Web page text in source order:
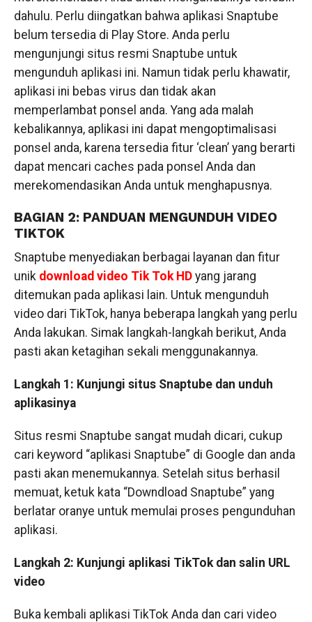
dahulu. Perlu diingatkan bahwa aplikasi Snaptube
belum tersedia di Play Store. Anda perlu
mengunjungi situs resmi Snaptube untuk
mengunduh aplikasi ini. Namun tidak perlu khawatir,
aplikasi ini bebas virus dan tidak akan
memperlambat ponsel anda. Yang ada malah
kebalikannya, aplikasi ini dapat mengoptimalisasi
ponsel anda, karena tersedia fitur ‘clean’ yang berarti
dapat mencari caches pada ponsel Anda dan
merekomendasikan Anda untuk menghapusnya.
BAGIAN 2: PANDUAN MENGUNDUH VIDEO
TIKTOK
Snaptube menyediakan berbagai layanan dan fitur
unik download video Tik Tok HDyang jarang
ditemukan pada aplikasi lain. Untuk mengunduh
video dari TikTok, hanya beberapa langkah yang perlu
Anda lakukan. Simak langkah-langkah berikut, Anda
pasti akan ketagihan sekali menggunakannya.
Langkah 1: Kunjungi situs Snaptube dan unduh
aplikasinya
Situs resmi Snaptube sangat mudah dicari, cukup
cari keyword “aplikasi Snaptube” di Google dan anda
pasti akan menemukannya. Setelah situs berhasil
memuat, ketuk kata “Downdload Snaptube” yang
berlatar oranye untuk memulai proses pengunduhan
aplikasi.
Langkah 2: Kunjungi aplikasi TikTok dan salin URL
video
Buka kembali aplikasi TikTok Anda dan cari video